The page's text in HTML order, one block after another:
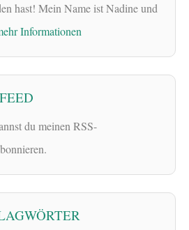
hast! Mein Name ist Nadine und
Informationen
du meinen RSS-